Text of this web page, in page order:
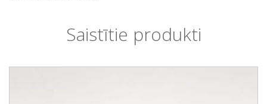
Saistītie produkti